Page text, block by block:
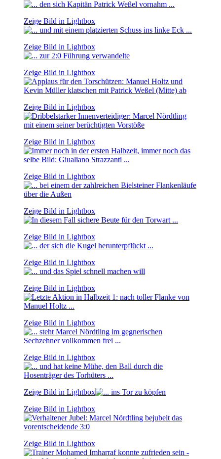
Zeige Bild in Lightbox
Zeige Bild in Lightbox
Zeige Bild in Lightbox
Zeige Bild in Lightbox
Zeige Bild in Lightbox
Zeige Bild in Lightbox
Zeige Bild in Lightbox
Zeige Bild in Lightbox
Zeige Bild in Lightbox
Zeige Bild in Lightbox
Zeige Bild in Lightbox
Zeige Bild in Lightbox
Zeige Bild in Lightbox
Zeige Bild in Lightbox
Zeige Bild in Lightbox